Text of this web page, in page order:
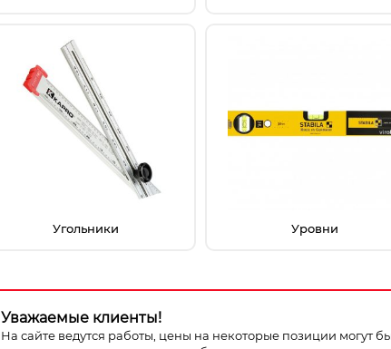
Угольники Уровни
Уважаемые клиенты!
На сайте ведутся работы, цены на некоторые позиции могут